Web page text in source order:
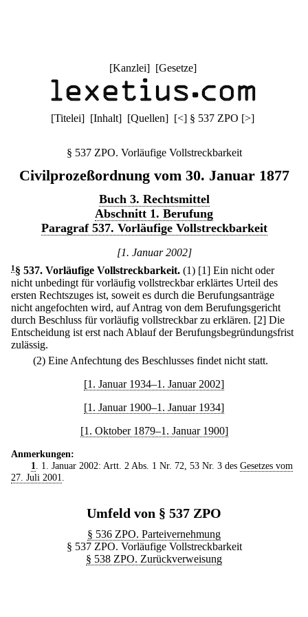
[Kanzlei] [Gesetze]
[Titelei] [Inhalt] [Quellen] [<] § 537 ZPO [>]
§ 537 ZPO. Vorläufige Vollstreckbarkeit
Civilprozeßordnung vom 30. Januar 1877
Buch 3. Rechtsmittel
Abschnitt 1. Berufung
Paragraf 537. Vorläufige Vollstreckbarkeit
[1. Januar 2002]
1 § 537. Vorläufige Vollstreckbarkeit. (1) [1] Ein nicht oder
nicht unbedingt für vorläufig vollstreckbar erklärtes Urteil des
ersten Rechtszuges ist, soweit es durch die Berufungsanträge
nicht angefochten wird, auf Antrag von dem Berufungsgericht
durch Beschluss für vorläufig vollstreckbar zu erklären. [2] Die
Entscheidung ist erst nach Ablauf der Berufungsbegründungsfrist
zulässig.
(2) Eine Anfechtung des Beschlusses findet nicht statt.
[1. Januar 1934–1. Januar 2002]
[1. Januar 1900–1. Januar 1934]
[1. Oktober 1879–1. Januar 1900]
Anmerkungen:
1. 1. Januar 2002: Artt. 2 Abs. 1 Nr. 72, 53 Nr. 3 des Gesetzes vom
27. Juli 2001.
Umfeld von § 537 ZPO
§ 536 ZPO. Parteivernehmung
§ 537 ZPO. Vorläufige Vollstreckbarkeit
§ 538 ZPO. Zurückverweisung